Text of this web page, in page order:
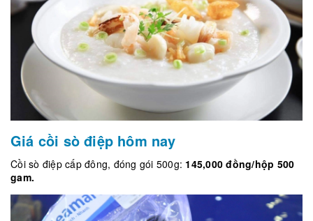
Giá cồi sò điệp hôm nay
Cồi sò điệp cấp đông, đóng gói 500g: 145,000 đồng/hộp 500
gam.